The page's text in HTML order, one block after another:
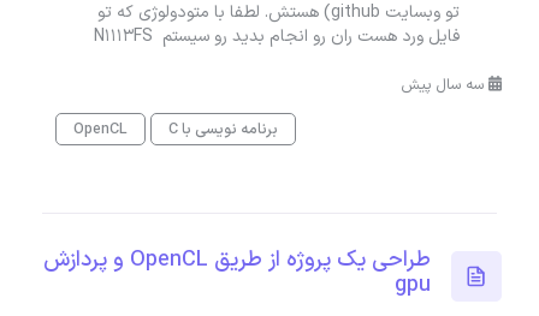
تو وبسایت github) هستش. لطفا با متودولوژی که تو
فایل ورد هست ران رو انجام بدید رو سیستم N1113FS
سه سال پیش
برنامه نویسی با C
OpenCL
طراحی یک پروژه از طریق OpenCL و پردازش
gpu